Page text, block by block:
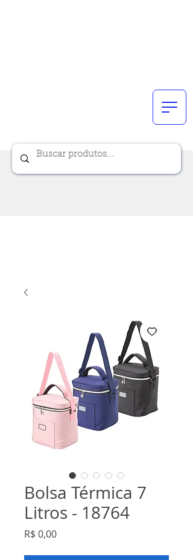
Bolsa Térmica 7
Litros - 18764
R$ 0,00Preço